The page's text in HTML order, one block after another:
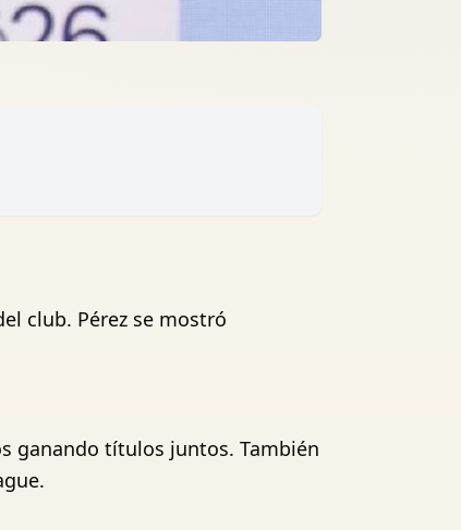
club. Pérez se mostró
ganando títulos juntos. También